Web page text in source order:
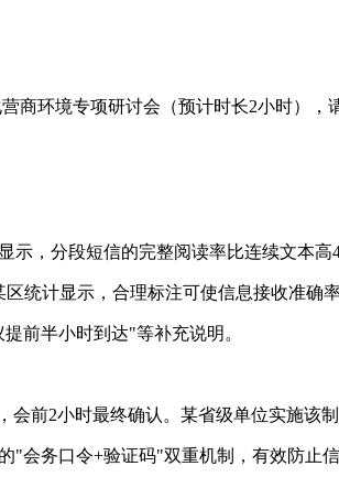
商环境专项研讨会（预计时长2小时）
，分段短信的完整阅读率比连续文本高
统计显示，合理标注可使信息接收准确率
前半小时到达"等补充说明。
2小时最终确认。某省级单位实施该制
会务口令+验证码"双重机制，有效防止信